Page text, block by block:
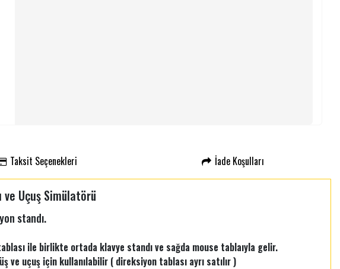
Taksit Seçenekleri İade Koşulları
ve Uçuş Simülatörü
standı.
ile birlikte ortada klavye standı ve sağda mouse tablaıyla gelir.
uçuş için kullanılabilir ( direksiyon tablası ayrı satılır )